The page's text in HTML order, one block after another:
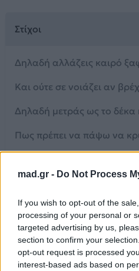
mad.gr - Do Not Process
If you wish to opt-out of the
processing of your personal or
targeted advertising by us,
section to confirm your
opt-out request is processed
interest-based ads based on
Στίχοι
Δηλαδή αλλάζεις καιρό
Και ούτε σε νοιάζει αν
Δηλαδή μετράς ως το δέκα
Πως πρέπει να πάψω να
Δηλαδή στ’ αλήθεια το
Τι κοιτάς όσο πάει πιο
Μπήξε μου κι έλα δείξε μου